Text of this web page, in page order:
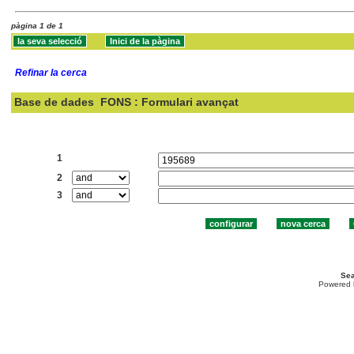
pàgina 1 de 1
Refinar la cerca
Base de dades FONS : Formulari avançat
1
2
3